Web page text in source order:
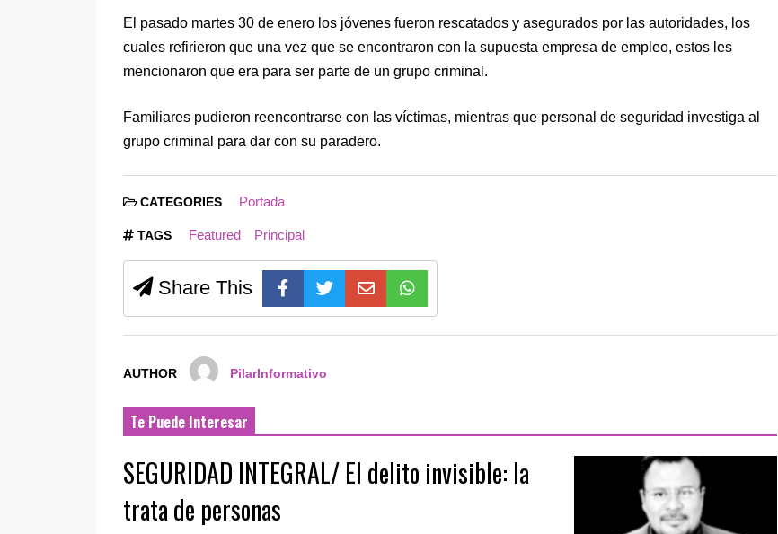
El pasado martes 30 de enero los jóvenes fueron rescatados y asegurados por las autoridades, los
cuales refirieron que una vez que se encontraron con la supuesta empresa de empleo, estos les
mencionaron que era para ser parte de un grupo criminal.
Familiares pudieron reencontrarse con las víctimas, mientras que personal de seguridad investiga al
grupo criminal para dar con su paradero.
CATEGORIES Portada
TAGS Featured Principal
Share This
AUTHOR PilarInformativo
Te Puede Interesar
SEGURIDAD INTEGRAL/ El delito invisible: la
trata de personas